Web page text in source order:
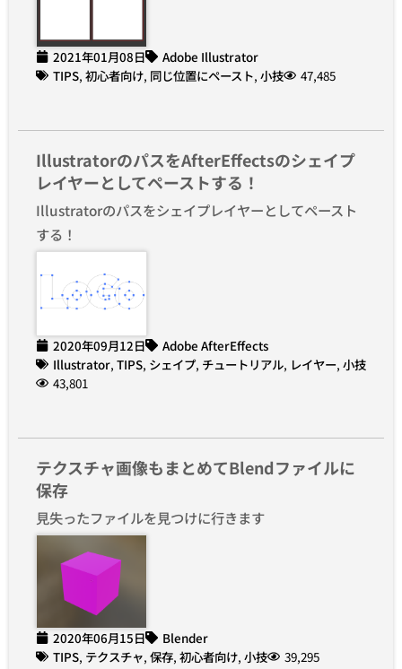
2021年01月08日
Adobe Illustrator
TIPS, 初心者向け, 同じ位置にペースト, 小技 47,485
IllustratorのパスをAfterEffectsのシェイプ
レイヤーとしてペーストする！
Illustratorのパスをシェイプレイヤーとしてペースト
する！
2020年09月12日
Adobe AfterEffects
Illustrator, TIPS, シェイプ, チュートリアル, レイヤー, 小技
43,801
テクスチャ画像もまとめてBlendファイルに
保存
見失ったファイルを見つけに行きます
2020年06月15日
Blender
TIPS, テクスチャ, 保存, 初心者向け, 小技 39,295